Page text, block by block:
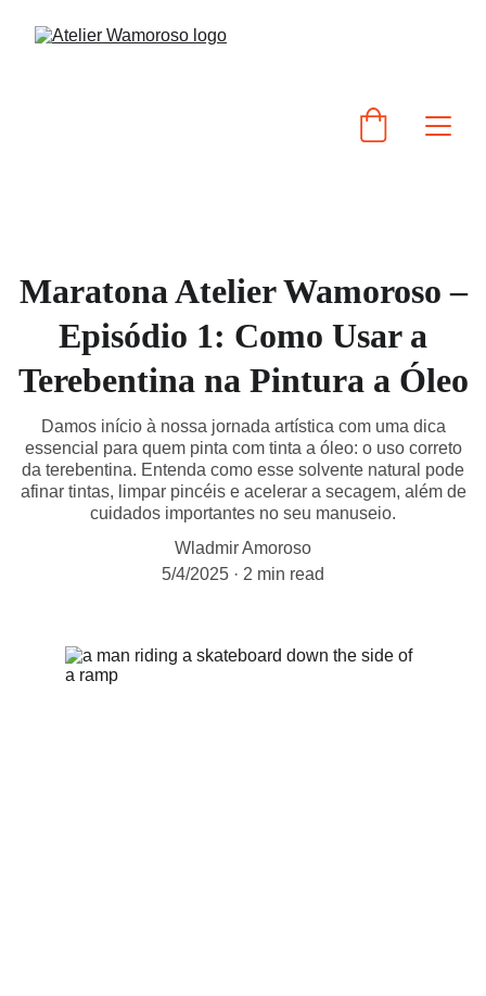
Maratona Atelier Wamoroso –
Episódio 1: Como Usar a
Terebentina na Pintura a Óleo
Damos início à nossa jornada artística com uma dica
essencial para quem pinta com tinta a óleo: o uso correto
da terebentina. Entenda como esse solvente natural pode
afinar tintas, limpar pincéis e acelerar a secagem, além de
cuidados importantes no seu manuseio.
Wladmir Amoroso
5/4/2025
2 min read